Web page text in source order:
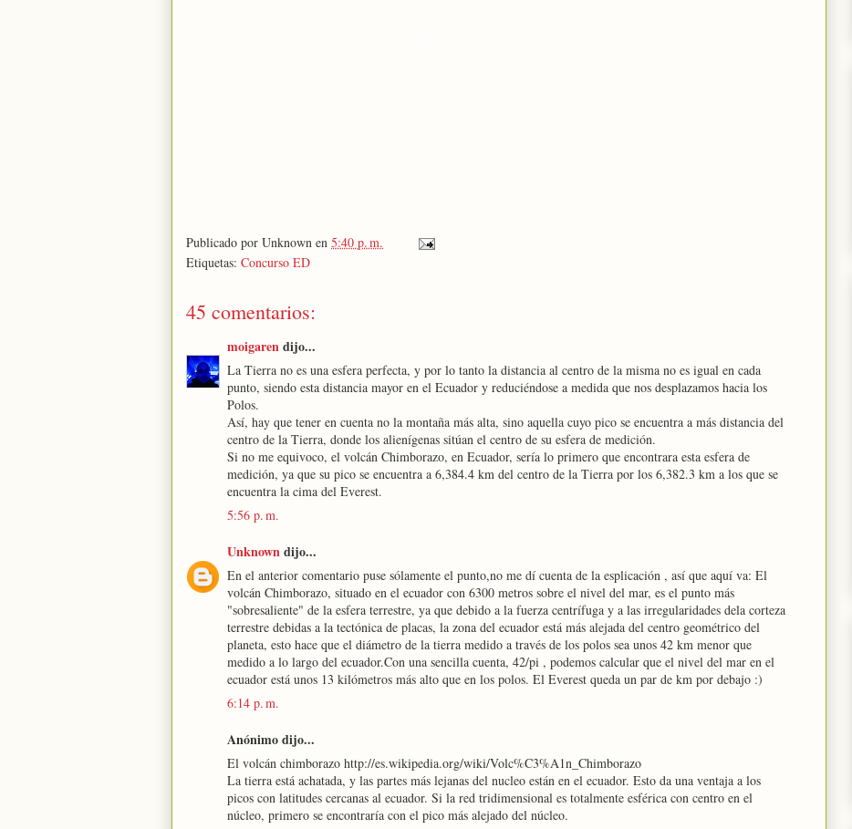
Publicado por Unknown en 5:40 p. m.
Etiquetas: Concurso ED
45 comentarios:
moigarendijo...
La Tierra no es una esfera perfecta, y por lo tanto la distancia al centro de la misma no es igual en cada
punto, siendo esta distancia mayor en el Ecuador y reduciéndose a medida que nos desplazamos hacia los
Polos.
Así, hay que tener en cuenta no la montaña más alta, sino aquella cuyo pico se encuentra a más distancia del
centro de la Tierra, donde los alienígenas sitúan el centro de su esfera de medición.
Si no me equivoco, el volcán Chimborazo, en Ecuador, sería lo primero que encontrara esta esfera de
medición, ya que su pico se encuentra a 6,384.4 km del centro de la Tierra por los 6,382.3 km a los que se
encuentra la cima del Everest.
5:56 p. m.
Unknowndijo...
En el anterior comentario puse sólamente el punto,no me dí cuenta de la esplicación , así que aquí va: El
volcán Chimborazo, situado en el ecuador con 6300 metros sobre el nivel del mar, es el punto más
"sobresaliente" de la esfera terrestre, ya que debido a la fuerza centrífuga y a las irregularidades dela corteza
terrestre debidas a la tectónica de placas, la zona del ecuador está más alejada del centro geométrico del
planeta, esto hace que el diámetro de la tierra medido a través de los polos sea unos 42 km menor que
medido a lo largo del ecuador.Con una sencilla cuenta, 42/pi , podemos calcular que el nivel del mar en el
ecuador está unos 13 kilómetros más alto que en los polos. El Everest queda un par de km por debajo :)
6:14 p. m.
Anónimo dijo...
El volcán chimborazo http://es.wikipedia.org/wiki/Volc%C3%A1n_Chimborazo
La tierra está achatada, y las partes más lejanas del nucleo están en el ecuador. Esto da una ventaja a los
picos con latitudes cercanas al ecuador. Si la red tridimensional es totalmente esférica con centro en el
núcleo, primero se encontraría con el pico más alejado del núcleo.